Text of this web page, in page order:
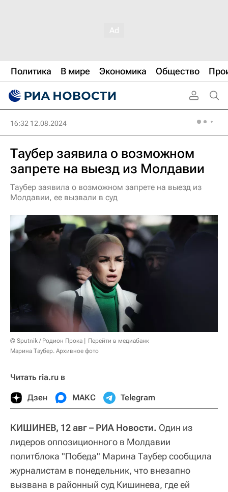
Политика В мире Экономика Общество
16:32 12.08.2024
Таубер заявила о возможном
запрете на выезд из Молдавии
Таубер заявила о возможном запрете на выезд из
Молдавии, ее вызвали в суд
© Sputnik / Родион Прока
Перейти в медиабанк
Марина Таубер. Архивное фото
Читать ria.ru в
Дзен МАКС Telegram
КИШИНЕВ, 12 авг – РИА Новости. Один из
лидеров оппозиционного в Молдавии
политблока "Победа" Марина Таубер сообщила
журналистам в понедельник, что внезапно
вызвана в районный суд Кишинева, где ей